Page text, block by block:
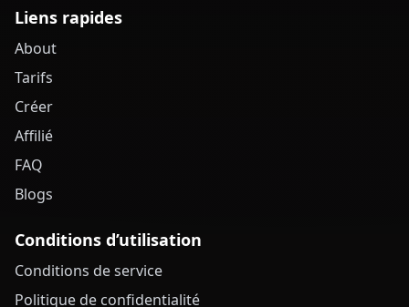
Liens rapides
About
Tarifs
Créer
Affilié
FAQ
Blogs
Conditions d’utilisation
Conditions de service
Politique de confidentialité